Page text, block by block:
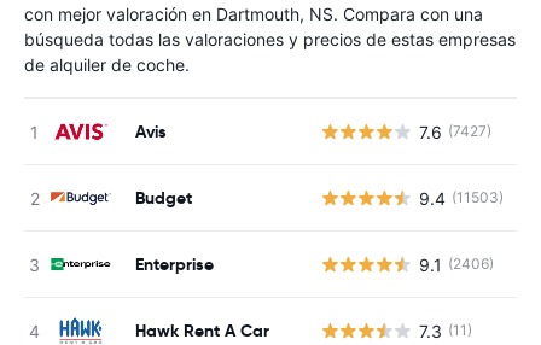
con mejor valoración en Dartmouth, NS. Compara con una
búsqueda todas las valoraciones y precios de estas empresas
de alquiler de coche.
Avis 7.6 (7427)
Budget 9.4 (11503)
Enterprise 9.1 (2406)
Hawk Rent A Car 7.3 (11)